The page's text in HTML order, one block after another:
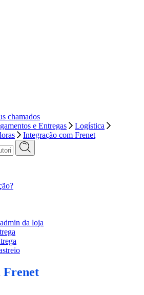
chamados
e Entregas
Logística
Integração com Frenet
da loja
Frenet